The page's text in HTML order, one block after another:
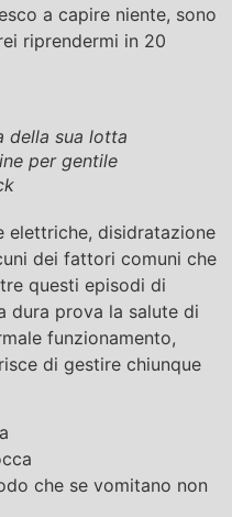
a capire niente, sono
riprendermi in 20
della sua lotta
per gentile
elettriche, disidratazione
dei fattori comuni che
questi episodi di
dura prova la salute di
funzionamento,
di gestire chiunque
che se vomitano non